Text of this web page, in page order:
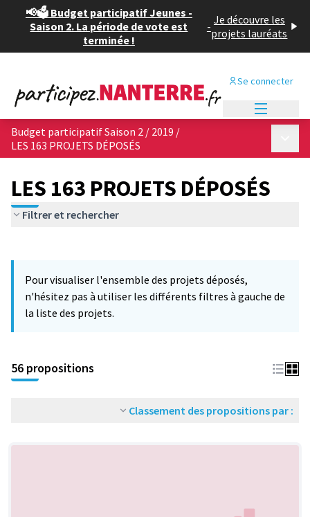
📢🗳️ Budget participatif Jeunes -
Saison 2. La période de vote est
terminée !
- Je découvre les
projets lauréats
Se connecter
Budget participatif Saison 2 / 2019 /
LES 163 PROJETS DÉPOSÉS
LES 163 PROJETS DÉPOSÉS
Filtrer et rechercher
−
Pour visualiser l'ensemble des projets déposés,
n'hésitez pas à utiliser les différents filtres à gauche de
la liste des projets.
56 propositions
Classement des propositions par :